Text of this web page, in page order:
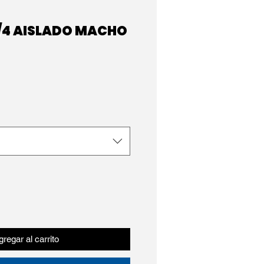
AISLADO MACHO
al carrito